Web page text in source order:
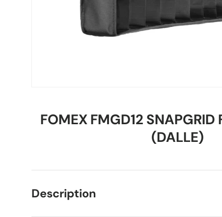
FOMEX FMGD12 SNAPGRID
(DALLE)
Description